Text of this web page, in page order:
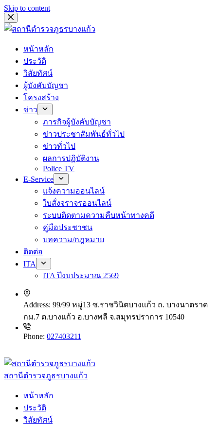
Skip to content
หน้าหลัก
ประวัติ
วิสัยทัศน์
ผู้บังคับบัญชา
โครงสร้าง
ข่าว
ภารกิจผู้บังคับบัญชา
ข่าวประชาสัมพันธ์ทั่วไป
ข่าวทั่วไป
ผลการปฏิบัติงาน
Police TV
E-Service
แจ้งความออนไลน์
ใบสั่งจราจรออนไลน์
ระบบติดตามความคืบหน้าทางคดี
คู่มือประชาชน
บทความ/กฎหมาย
ติดต่อ
ITA
ITA ปีงบประมาณ 2569
Address: 99/99 หมู่13 ซ.ราชวินิตบางแก้ว ถ. บางนาตราด
กม.7 ต.บางแก้ว อ.บางพลี จ.สมุทรปราการ 10540
Phone: 027403211
สถานีตำรวจภูธรบางแก้ว
หน้าหลัก
ประวัติ
วิสัยทัศน์